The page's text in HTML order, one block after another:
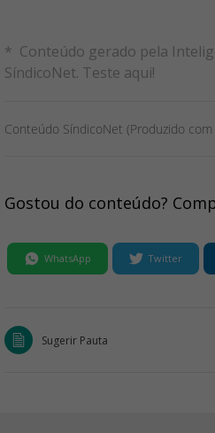
* Conteúdo gerado pela
SíndicoNet. Teste aqui!
Conteúdo SíndicoNet (Produzido
Gostou do conteúdo?
WhatsApp Twitter
Sugerir Pauta